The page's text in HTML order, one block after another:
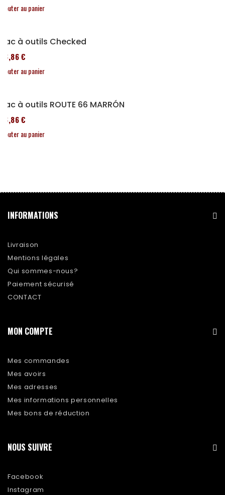
Ajouter au panier
Sac à outils Checked
76,86 €
Ajouter au panier
Sac à outils ROUTE 66 MARRÓN
76,86 €
Ajouter au panier
INFORMATIONS
Livraison
Mentions légales
Qui sommes-nous?
Paiement sécurisé
CONTACT
MON COMPTE
Mes commandes
Mes avoirs
Mes adresses
Mes informations personnelles
Mes bons de réduction
NOUS SUIVRE
Facebook
Instagram